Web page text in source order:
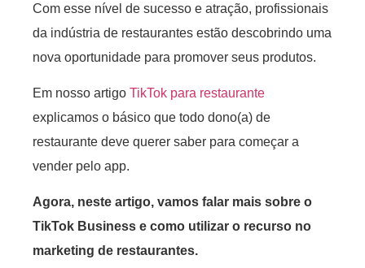
Com esse nível de sucesso e atração, profissionais
da indústria de restaurantes estão descobrindo uma
nova oportunidade para promover seus produtos.
Em nosso artigo TikTok para restaurante
explicamos o básico que todo dono(a) de
restaurante deve querer saber para começar a
vender pelo app.
Agora, neste artigo, vamos falar mais sobre o
TikTok Business e como utilizar o recurso no
marketing de restaurantes.